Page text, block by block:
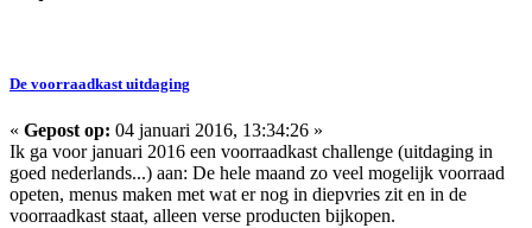
De voorraadkast uitdaging
« Gepost op: 04 januari 2016, 13:34:26 »
Ik ga voor januari 2016 een voorraadkast challenge (uitdaging in
goed nederlands...) aan: De hele maand zo veel mogelijk voorraad
opeten, menus maken met wat er nog in diepvries zit en in de
voorraadkast staat, alleen verse producten bijkopen.